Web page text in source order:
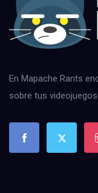
En Mapache Rants
sobre tus